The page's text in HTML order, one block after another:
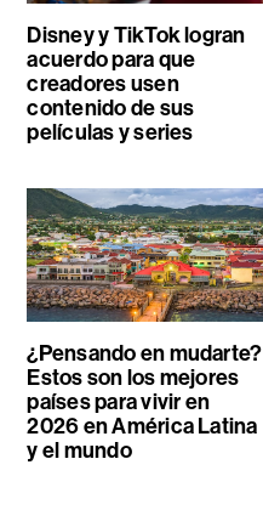
Disney y TikTok logran
acuerdo para que
creadores usen
contenido de sus
películas y series
¿Pensando en mudarte?
Estos son los mejores
países para vivir en
2026 en América Latina
y el mundo